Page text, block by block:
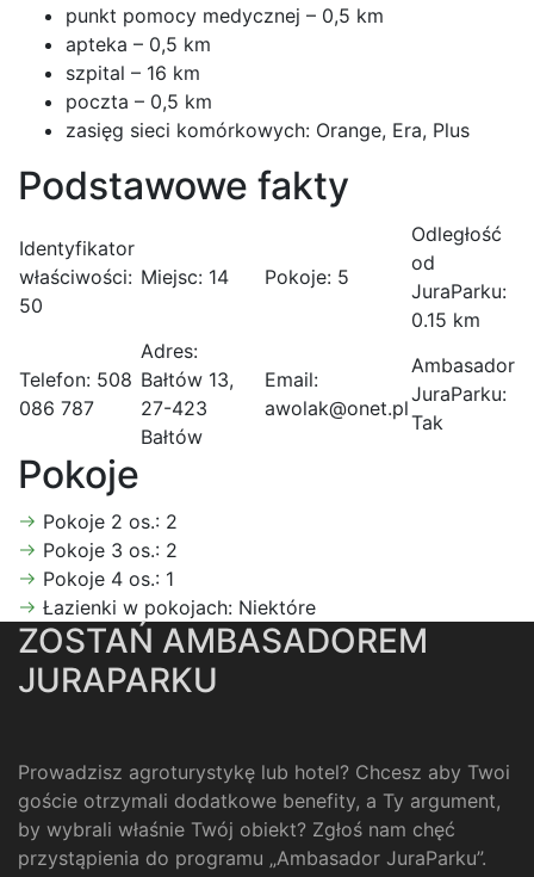
punkt pomocy medycznej – 0,5 km
apteka – 0,5 km
szpital – 16 km
poczta – 0,5 km
zasięg sieci komórkowych: Orange, Era, Plus
Podstawowe fakty
Identyfikator
właściwości:
50
Miejsc: 14 Pokoje: 5
Odległość
od
JuraParku:
0.15 km
Telefon: 508
086 787
Adres:
Bałtów 13,
27-423
Bałtów
Email:
awolak@onet.pl
Ambasador
JuraParku:
Tak
Pokoje
Pokoje 2 os.: 2
Pokoje 3 os.: 2
Pokoje 4 os.: 1
Łazienki w pokojach: Niektóre
ZOSTAŃ AMBASADOREM
JURAPARKU
Prowadzisz agroturystykę lub hotel? Chcesz aby Twoi
goście otrzymali dodatkowe benefity, a Ty argument,
by wybrali właśnie Twój obiekt? Zgłoś nam chęć
przystąpienia do programu „Ambasador JuraParku”.